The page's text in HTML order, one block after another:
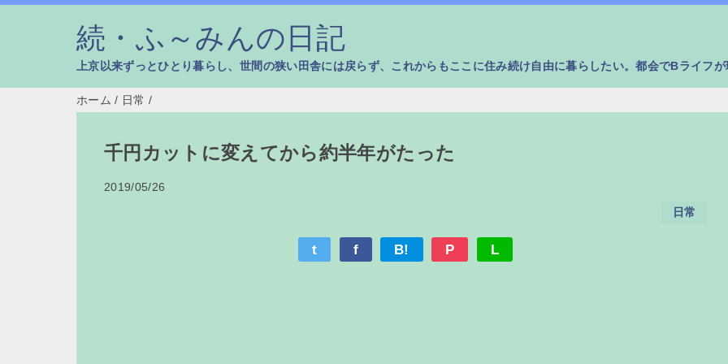
続・ふ～みんの日記
上京以来ずっとひとり暮らし、世間の狭い田舎には戻らず、これからもここに住み続け自由に暮らしたい。都会でBライフ
ホーム / 日常 /
千円カットに変えてから約半年がたった
2019/05/26
日常
t f B! P L